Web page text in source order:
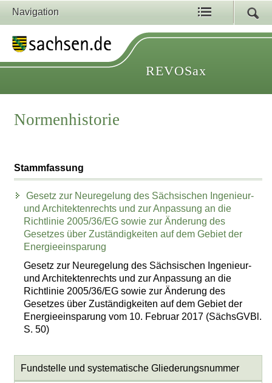
Navigation
REVOSax
Normenhistorie
Stammfassung
Gesetz zur Neuregelung des Sächsischen Ingenieur-
und Architektenrechts und zur Anpassung an die
Richtlinie 2005/36/EG sowie zur Änderung des
Gesetzes über Zuständigkeiten auf dem Gebiet der
Energieeinsparung
Gesetz zur Neuregelung des Sächsischen Ingenieur-
und Architektenrechts und zur Anpassung an die
Richtlinie 2005/36/EG sowie zur Änderung des
Gesetzes über Zuständigkeiten auf dem Gebiet der
Energieeinsparung vom 10. Februar 2017 (SächsGVBl.
S. 50)
Fundstelle und systematische Gliederungsnummer